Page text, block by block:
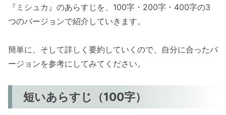
『ミシュカ』のあらすじを、100字・200字・400字の3
つのバージョンで紹介していきます。
簡単に、そして詳しく要約していくので、自分に合ったバ
ージョンを参考にしてみてください。
短いあらすじ（100字）